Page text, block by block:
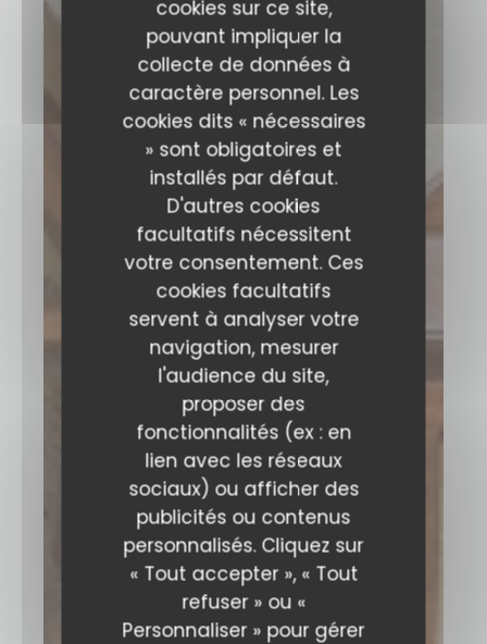
cookies sur ce site,
pouvant impliquer la
collecte de données à
caractère personnel. Les
cookies dits « nécessaires
» sont obligatoires et
installés par défaut.
D'autres cookies
facultatifs nécessitent
votre consentement. Ces
cookies facultatifs
servent à analyser votre
navigation, mesurer
l'audience du site,
proposer des
fonctionnalités (ex : en
lien avec les réseaux
sociaux) ou afficher des
publicités ou contenus
personnalisés. Cliquez sur
« Tout accepter », « Tout
refuser » ou «
Personnaliser » pour gérer